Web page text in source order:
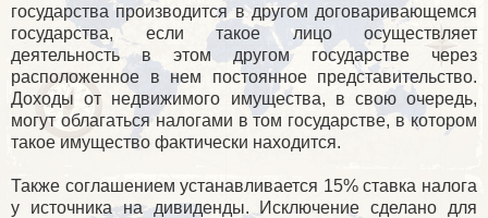
государства производится в другом договаривающемся
государства, если такое лицо осуществляет
деятельность в этом другом государстве через
расположенное в нем постоянное представительство.
Доходы от недвижимого имущества, в свою очередь,
могут облагаться налогами в том государстве, в котором
такое имущество фактически находится.
Также соглашением устанавливается 15% ставка налога
у источника на дивиденды. Исключение сделано для